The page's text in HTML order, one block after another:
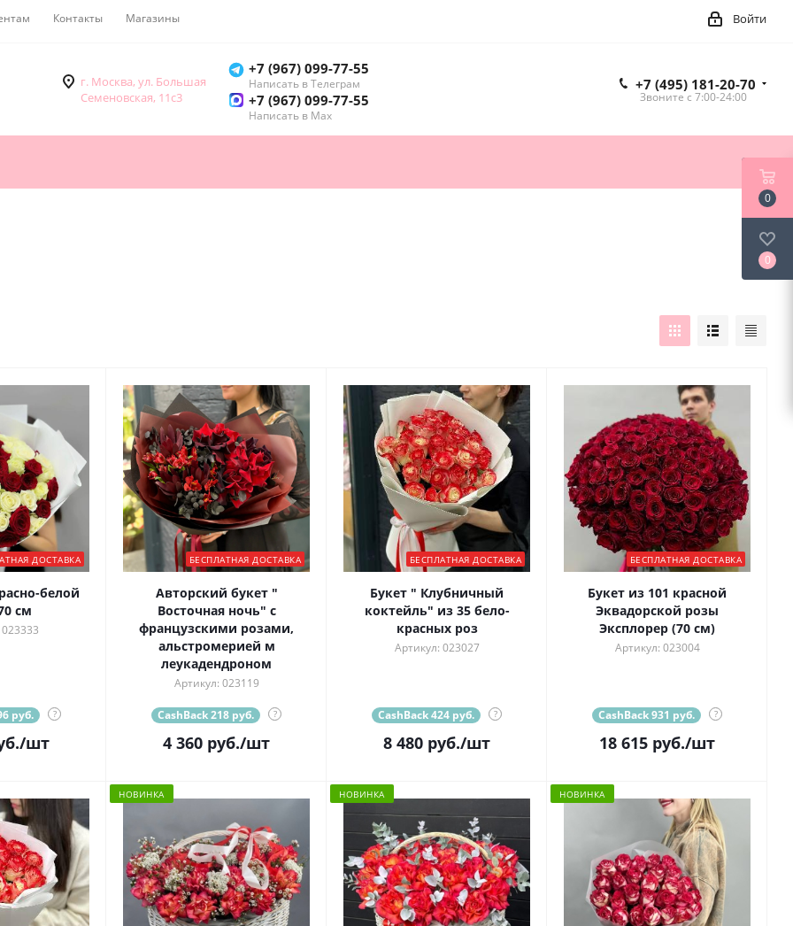
Контакты Магазины Войти
г. Москва, ул. Большая
Семеновская, 11с3
+7 (967) 099-77-55
Написать в Телеграм
+7 (967) 099-77-55
Написать в Мах
+7 (495) 181-20-70
Звоните c 7:00-24:00
ДОСТАВКА
белой
см
руб. ?
/шт
БЕСПЛАТНАЯ ДОСТАВКА
Авторский букет "
Восточная ночь" с
французскими розами,
альстромерией м
леукадендроном
Артикул: 023119
CashBack 218 руб. ?
4 360 руб./шт
БЕСПЛАТНАЯ ДОСТАВКА
Букет " Клубничный
коктейль" из 35 бело-
красных роз
Артикул: 023027
CashBack 424 руб. ?
8 480 руб./шт
БЕСПЛАТНАЯ ДОСТАВКА
Букет из 101 красной
Эквадорской розы
Эксплорер (70 см)
Артикул: 023004
CashBack 931 руб. ?
18 615 руб./шт
НОВИНКА НОВИНКА НОВИНКА
0
0